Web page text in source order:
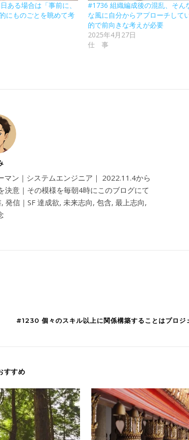
ある場合は「事前に、
にものごとを眺めて考
#1736 組織編成後の混乱、そん
な風に自分からアプローチして
的で前向きな考えが必要
2025年4月27日
仕 事
ン｜システムエンジニア｜ 2022.11.4から
意｜その模様を毎朝4時にこのブログにて
信｜SF 達成欲, 未来志向, 包含, 最上志向,
#1230 個々のスキル以上に関係構築することはプロジ
すすめ